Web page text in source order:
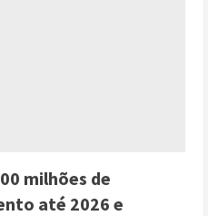
milhões de
até 2026 e